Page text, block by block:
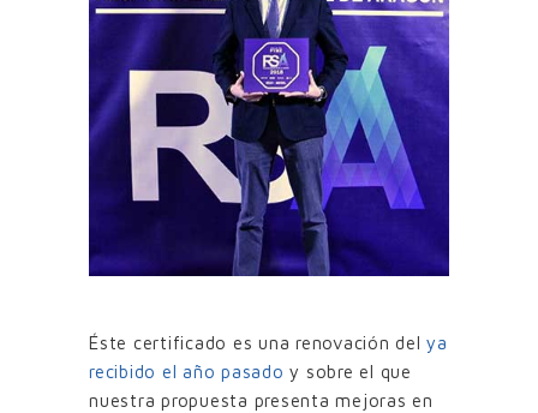
Éste certificado es una renovación delya
recibido el año pasado y sobre el que
nuestra propuesta presenta mejoras en